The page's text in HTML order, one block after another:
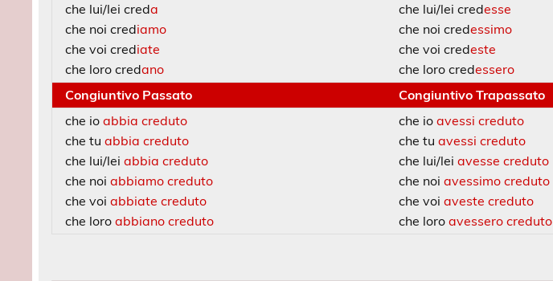
che lui/lei creda
che noi crediamo
che voi crediate
che loro credano
che lui/lei credesse
che noi credessimo
che voi credeste
che loro credessero
Congiuntivo Passato
Congiuntivo Trapassato
che ioabbia creduto
che tuabbia creduto
che lui/leiabbia creduto
che noiabbiamo creduto
che voiabbiate creduto
che loroabbiano creduto
che ioavessi creduto
che tuavessi creduto
che lui/leiavesse creduto
che noiavessimo creduto
che voiaveste creduto
che loroavessero creduto